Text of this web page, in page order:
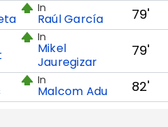
In
Raúl García 79'
In
Mikel
Jauregizar
79'
In
Malcom Adu 82'